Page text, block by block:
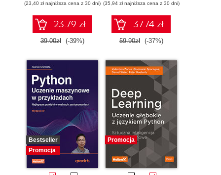
(23,40 zł najniższa cena z 30 dni)
23.79 zł
39.00zł (-39%)
(35,94 zł najniższa cena z 30 dni)
37.74 zł
59.90zł (-37%)
Bestseller
Promocja
Promocja